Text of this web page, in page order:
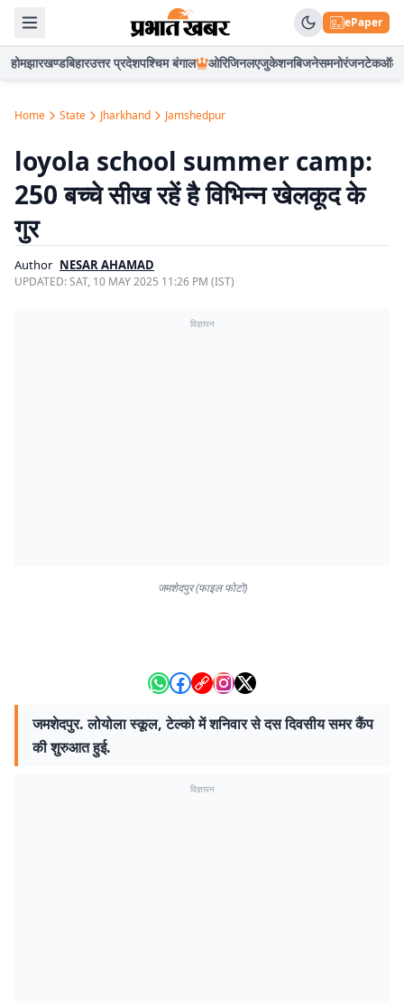
ePaper
होमझारखण्डबिहारउत्तर प्रदेशपश्चिम बंगाल ओरिजिनलएजुकेशनबिजनेसमनोरंजनटेकऑटो
Home State Jharkhand Jamshedpur
loyola school summer camp:
250 बच्चे सीख रहें है विभिन्न खेलकूद के
गुर
Author NESAR AHAMAD
UPDATED:SAT, 10 MAY 2025 11:26 PM (IST)
विज्ञापन
जमशेदपुर (फाइल फोटो)
जमशेदपुर. लोयोला स्कूल, टेल्को में शनिवार से दस दिवसीय समर कैंप
की शुरुआत हुई.
विज्ञापन